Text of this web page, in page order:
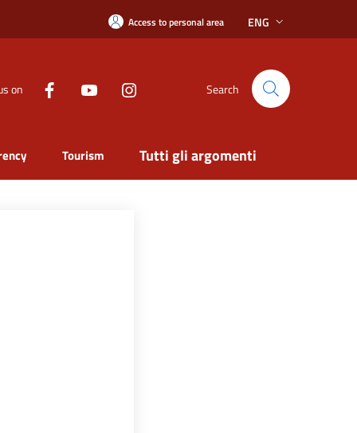
Access to personal area ENG
on Search
Tourism Tutti gli argomenti